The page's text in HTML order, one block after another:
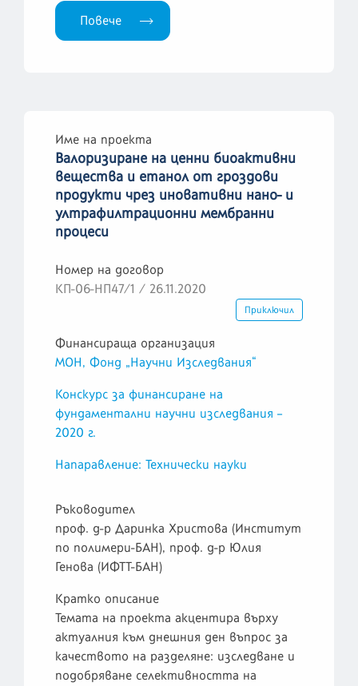
Повече
Име на проекта
Валоризиране на ценни биоактивни
вещества и етанол от гроздови
продукти чрез иновативни нано- и
ултрафилтрационни мембранни
процеси
Номер на договор
КП-06-НП47/1 / 26.11.2020
Приключил
Финансираща организация
МОН, Фонд „Научни Изследвания“
Конскурс за финансиране на
фундаментални научни изследвания –
2020 г.
Напаравление: Технически науки
Ръководител
проф. д-р Даринка Христова (Институт
по полимери-БАН), проф. д-р Юлия
Генова (ИФТТ-БАН)
Кратко описание
Темата на проекта акцентира върху
актуалния към днешния ден въпрос за
качеството на разделяне: изследване и
подобряване селективността на